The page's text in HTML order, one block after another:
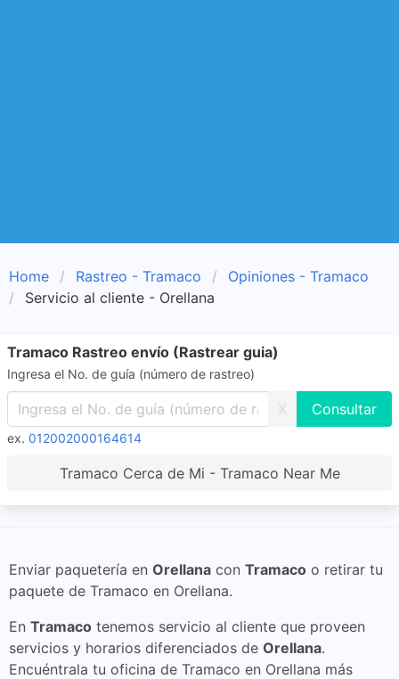
Home Rastreo - Tramaco
Opiniones - Tramaco
Servicio al cliente - Orellana
Tramaco Rastreo envío (Rastrear guia)
Ingresa el No. de guía (número de rastreo)
X
ex. 012002000164614
Tramaco Cerca de Mi - Tramaco Near Me
Enviar paquetería en Orellana con Tramaco o retirar tu
paquete de Tramaco en Orellana.
En Tramaco tenemos servicio al cliente que proveen
servicios y horarios diferenciados de Orellana.
Encuéntrala tu oficina de Tramaco en Orellana más